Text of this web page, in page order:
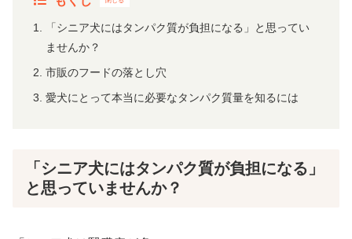
「シニア犬にはタンパク質が負担になる」と思ってい
ませんか？
市販のフードの落とし穴
愛犬にとって本当に必要なタンパク質量を知るには
「シニア犬にはタンパク質が負担になる」
と思っていませんか？